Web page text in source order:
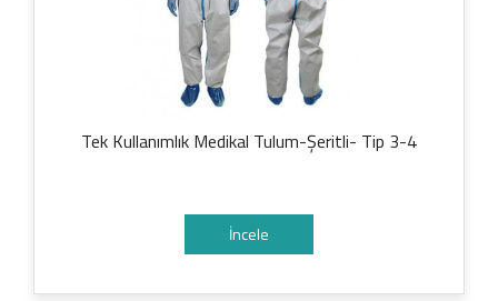
Tek Kullanımlık Medikal Tulum-Şeritli- Tip 3-4
İncele